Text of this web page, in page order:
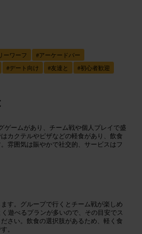
ーワーフ #アーケードバー
#デート向け #友達と #初心者歓迎
ゲームがあり、チーム戦や個人プレイで盛
カクテルやピザなどの軽食があり、飲食
雰囲気は賑やかで社交的、サービスはフ
す。グループで行くとチーム戦が楽しめ
遊べるプランが多いので、その目安でス
さい。飲食の選択肢があるため、軽く食
。